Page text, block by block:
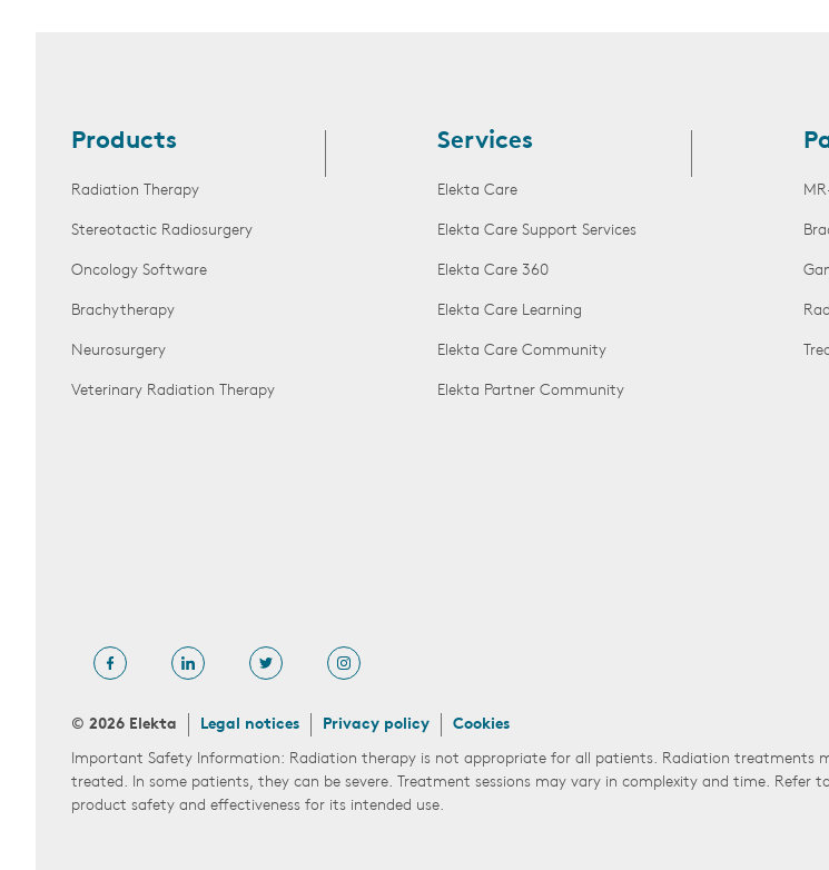
Products
Radiation Therapy
Stereotactic Radiosurgery
Oncology Software
Brachytherapy
Neurosurgery
Veterinary Radiation Therapy
Services
Elekta Care
Elekta Care Support Services
Elekta Care 360
Elekta Care Learning
Elekta Care Community
Elekta Partner Community
© 2026 Elekta Legal notices Privacy policy Cookies
Important Safety Information: Radiation therapy is not appropriate for all patients. Radiation treatments
treated. In some patients, they can be severe. Treatment sessions may vary in complexity and time.
product safety and effectiveness for its intended use.